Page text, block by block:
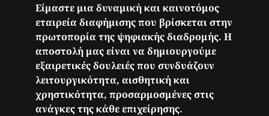
Είμαστε μια δυναμική και καινοτόμος
εταιρεία διαφήμισης που βρίσκεται στην
πρωτοπορία της ψηφιακής διαδρομής. Η
αποστολή μας είναι να δημιουργούμε
εξαιρετικές δουλειές που συνδυάζουν
λειτουργικότητα, αισθητική και
χρηστικότητα, προσαρμοσμένες στις
ανάγκες της κάθε επιχείρησης.